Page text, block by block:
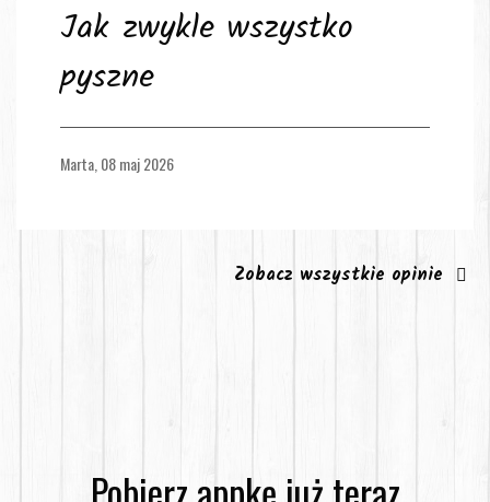
Jak zwykle wszystko
pyszne
Marta, 08 maj 2026
Zobacz wszystkie opinie